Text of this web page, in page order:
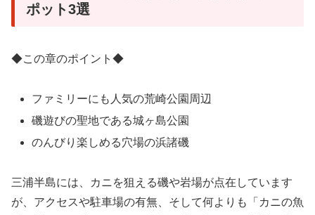
ポット3選
◆この章のポイント◆
ファミリーにも人気の荒崎公園周辺
磯遊びの聖地である城ヶ島公園
のんびり楽しめる穴場の浜諸磯
三浦半島には、カニを狙える磯や岩場が点在しています
が、アクセスや駐車場の有無、そして何よりも「カニの魚